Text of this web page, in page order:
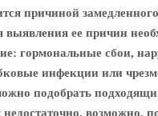
причиной
выявления ее причин
гормональные сбои,
инфекции или
подобрать
недостаточно, возможно,